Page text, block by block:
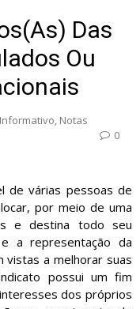
Das
Ou
Informativo, Notas
0
de várias pessoas de
por meio de uma
e destina todo seu
a representação da
vistas a melhorar suas
possui um fim
dos próprios